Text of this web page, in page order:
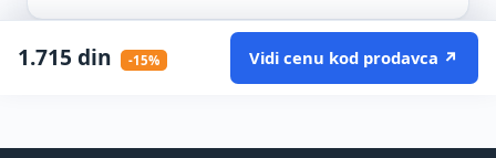
1.715 din -15% Vidi cenu kod prodavca ↗